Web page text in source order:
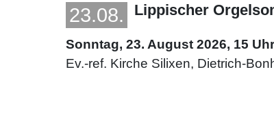
23.08. Lippischer
Sonntag, 23. August 2026, 15 Uhr
Ev.-ref. Kirche Silixen, Dietrich-